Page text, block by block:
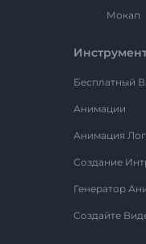
Мокап
Бесплатный
Анимации
Анимация
Создание
Генератор
Создайте